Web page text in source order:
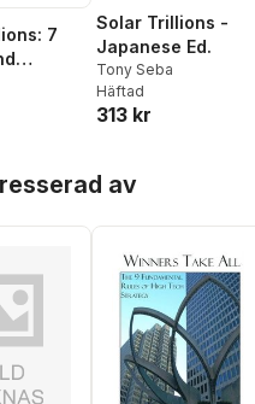
7
in
Solar Trillions -
Japanese Ed.
Tony Seba
Häftad
313 kr
av